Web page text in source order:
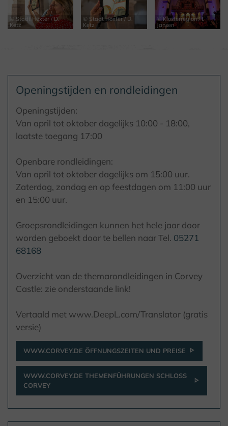
© Stadt Höxter / D.
Ketz
© Stadt Höxter / D.
Ketz
© Klosterregion / I.
Jansen
Openingstijden en rondleidingen
Openingstijden:
Van april tot oktober dagelijks 10:00 - 18:00,
laatste toegang 17:00
Openbare rondleidingen:
Van april tot oktober dagelijks om 15:00 uur.
Zaterdag, zondag en op feestdagen om 11:00 uur
en 15:00 uur.
Groepsrondleidingen kunnen het hele jaar door
worden geboekt door te bellen naar Tel. 05271
68168
Overzicht van de themarondleidingen in Corvey
Castle: zie onderstaande link!
Vertaald met www.DeepL.com/Translator (gratis
versie)
WWW.CORVEY.DE ÖFFNUNGSZEITEN UND PREISE
WWW.CORVEY.DE THEMENFÜHRUNGEN SCHLOSS
CORVEY